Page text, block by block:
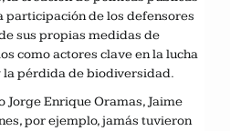
participación de los defensores
sus propias medidas de
como actores clave en la lucha
pérdida de biodiversidad.
Enrique Oramas, Jaime
por ejemplo, jamás tuvieron